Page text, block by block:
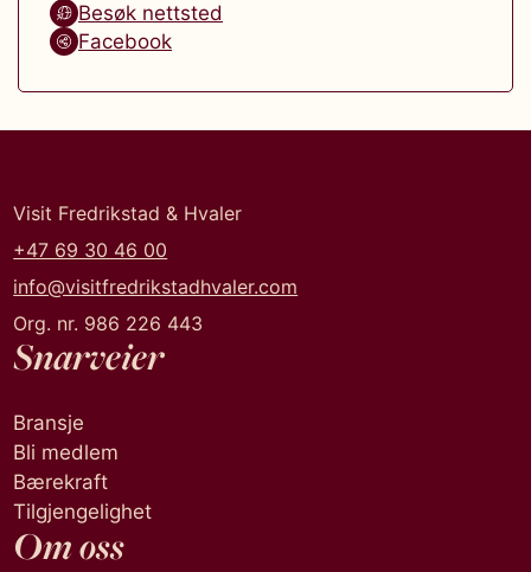
Besøk nettsted
Facebook
Visit Fredrikstad & Hvaler
+47 69 30 46 00
info@visitfredrikstadhvaler.com
Org. nr. 986 226 443
Snarveier
Bransje
Bli medlem
Bærekraft
Tilgjengelighet
Om oss